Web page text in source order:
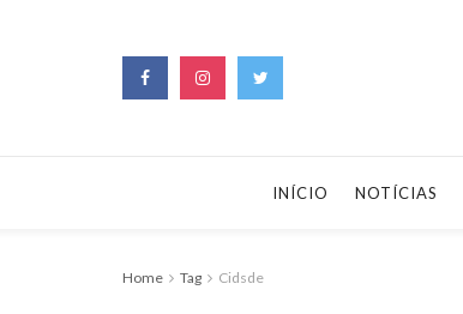
INÍCIO NOTÍCIAS
Home Tag Cidsde